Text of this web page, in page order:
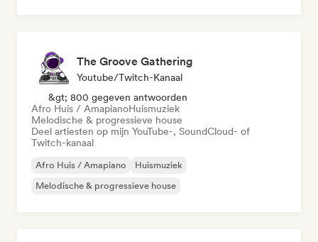
The Groove Gathering
Youtube/Twitch-Kanaal
&gt; 800 gegeven antwoorden
Afro Huis / AmapianoHuismuziek
Melodische & progressieve house
Deel artiesten op mijn YouTube-, SoundCloud- of
Twitch-kanaal
Afro Huis / Amapiano
Huismuziek
Melodische & progressieve house